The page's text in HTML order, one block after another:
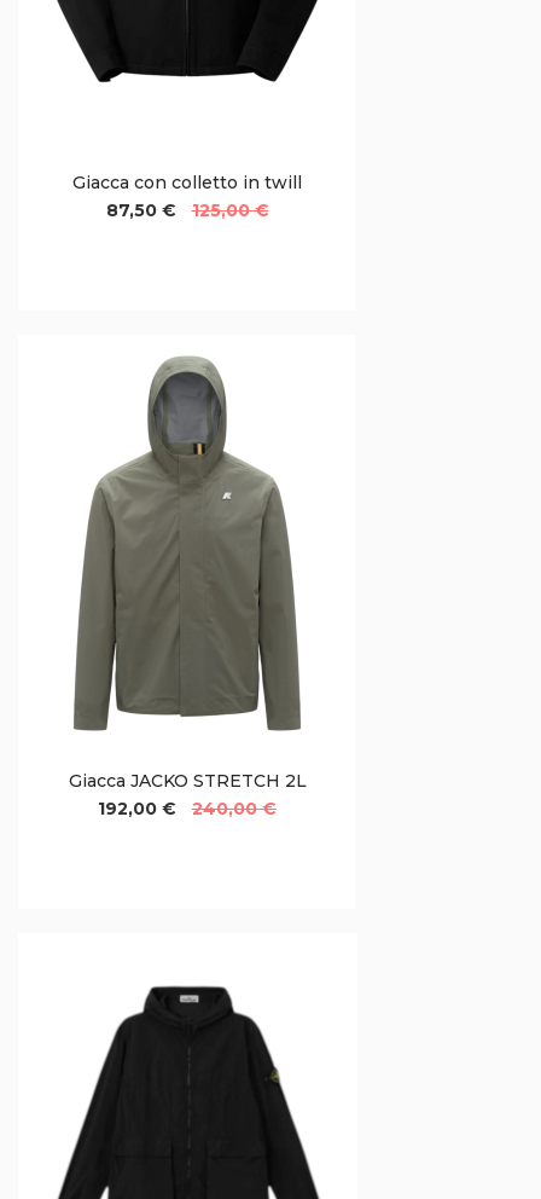
Giacca con colletto in twill
87,50 €
125,00 €
Giacca JACKO STRETCH 2L
192,00 €
240,00 €